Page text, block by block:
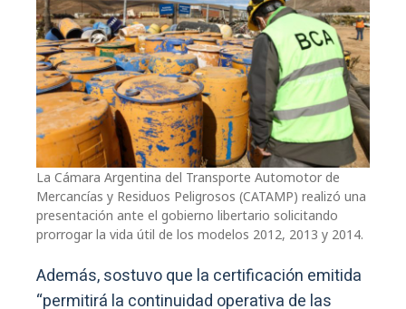
La Cámara Argentina del Transporte Automotor de
Mercancías y Residuos Peligrosos (CATAMP) realizó una
presentación ante el gobierno libertario solicitando
prorrogar la vida útil de los modelos 2012, 2013 y 2014.
Además, sostuvo que la certificación emitida
“permitirá la continuidad operativa de las